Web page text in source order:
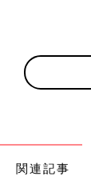
水切りか
ここでは水
について、
手入れを怠る
す。
関連記事